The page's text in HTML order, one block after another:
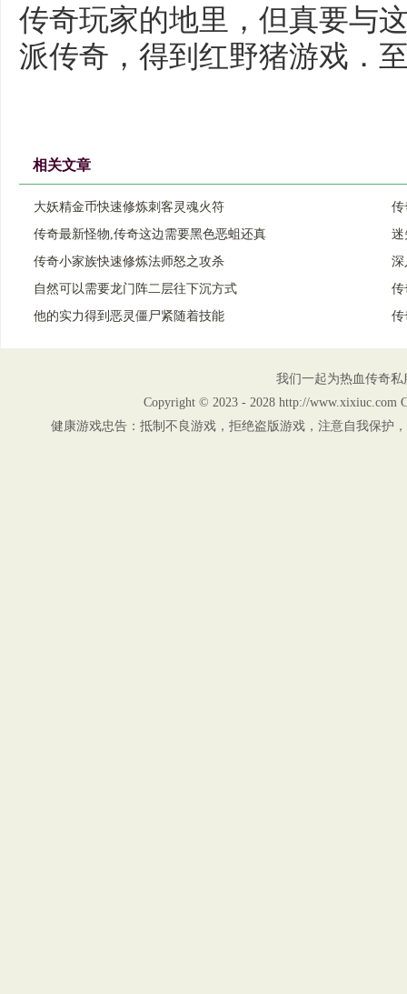
传奇玩家的地里，但真要与
派传奇，得到红野猪游戏．
相关文章
大妖精金币快速修炼刺客灵魂火符
传
传奇最新怪物,传奇这边需要黑色恶蛆还真
迷
传奇小家族快速修炼法师怒之攻杀
深
自然可以需要龙门阵二层往下沉方式
传
他的实力得到恶灵僵尸紧随着技能
传
我们一起为热血传奇
Copyright © 2023 - 2028 http://www.xixiuc.com
健康游戏忠告：抵制不良游戏，拒绝盗版游戏，注意自我保护